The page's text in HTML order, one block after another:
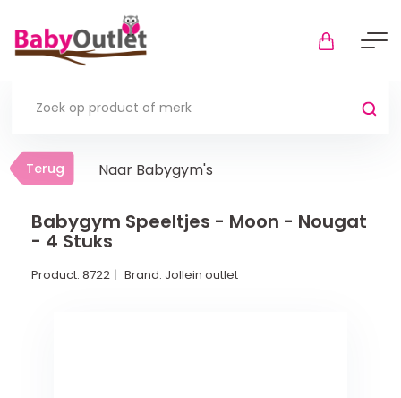
Terug
Thuis
Terug Naar Babygym's
Babygym Speeltjes - Moon - Nougat
- 4 Stuks
Product: 8722 Brand: Jollein outlet